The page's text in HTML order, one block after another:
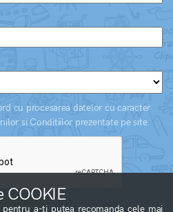
COOKIE
a-ti putea recomanda cele mai
cu procesarea datelor cu caracter
si Conditiilor prezentate pe site.